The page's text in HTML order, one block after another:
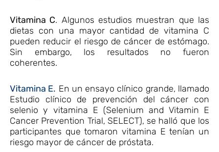
Vitamina C. Algunos estudios muestran que las
dietas con una mayor cantidad de vitamina C
pueden reducir el riesgo de cáncer de estómago.
Sin embargo, los resultados no fueron
coherentes.
Vitamina E. En un ensayo clínico grande, llamado
Estudio clínico de prevención del cáncer con
selenio y vitamina E (Selenium and Vitamin E
Cancer Prevention Trial, SELECT), se halló que los
participantes que tomaron vitamina E tenían un
riesgo mayor de cáncer de próstata.